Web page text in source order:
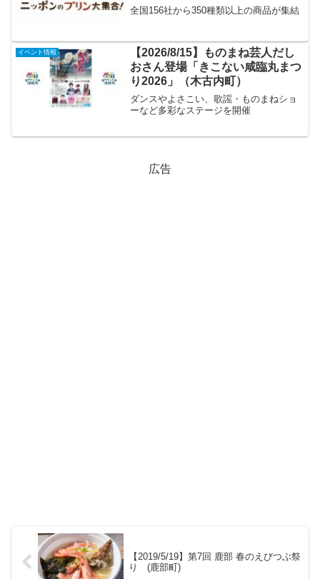
全国156社から350種類以上の商品が集結
イベント情報
【2026/8/15】ものまね芸人だし
おさん登場「きこない咸臨丸まつ
り2026」（木古内町）
ダンスやよさこい、歌謡・ものまねショ
ーなど多彩なステージを開催
広告
【2019/5/19】第7回 鹿部 春のえびつぶ祭
り (鹿部町)